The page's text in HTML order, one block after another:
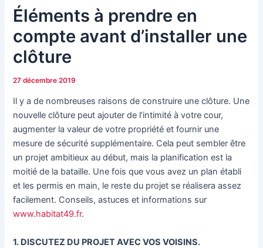
Éléments à prendre en
compte avant d’installer une
clôture
27 décembre 2019
Il y a de nombreuses raisons de construire une clôture. Une
nouvelle clôture peut ajouter de l’intimité à votre cour,
augmenter la valeur de votre propriété et fournir une
mesure de sécurité supplémentaire. Cela peut sembler être
un projet ambitieux au début, mais la planification est la
moitié de la bataille. Une fois que vous avez un plan établi
et les permis en main, le reste du projet se réalisera assez
facilement. Conseils, astuces et informations sur
www.habitat49.fr.
1. DISCUTEZ DU PROJET AVEC VOS VOISINS.